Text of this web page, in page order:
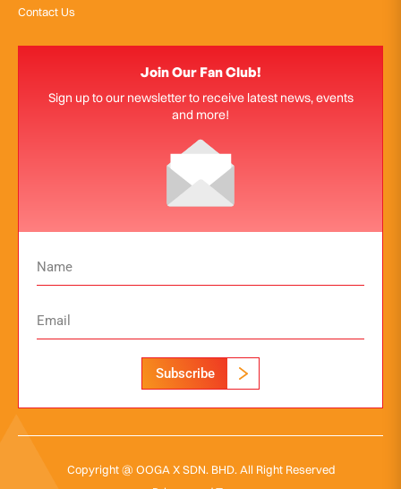
Contact Us
Join Our Fan Club!
Sign up to our newsletter to receive latest news, events
and more!
Subscribe
Copyright @ OOGA X SDN. BHD. All Right Reserved